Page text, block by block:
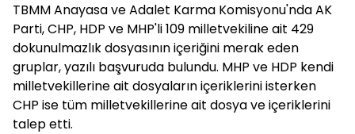
TBMM Anayasa ve Adalet Karma Komisyonu'nda AK
Parti, CHP, HDP ve MHP'li 109 milletvekiline ait 429
dokunulmazlık dosyasının içeriğini merak eden
gruplar, yazılı başvuruda bulundu. MHP ve HDP kendi
milletvekillerine ait dosyaların içeriklerini isterken
CHP ise tüm milletvekillerine ait dosya ve içeriklerini
talep etti.